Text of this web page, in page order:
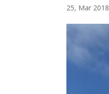
25, Mar 2018